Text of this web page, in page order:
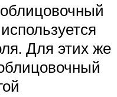
Для этих же